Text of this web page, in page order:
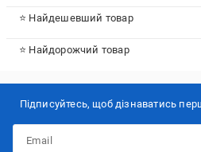
⭐ Найдешевший товар
⭐ Найдорожчий товар
Підписуйтесь, щоб дізнаватись